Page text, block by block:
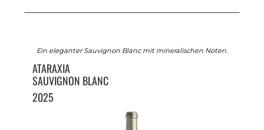
Ein eleganter Sauvignon Blanc mit mineralischen Noten.
ATARAXIA
SAUVIGNON BLANC
2025